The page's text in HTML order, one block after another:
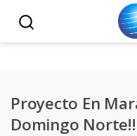
Proyecto En
Domingo